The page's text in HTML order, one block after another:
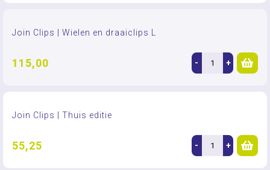
Join Clips | Wielen en draaiclips L
115,00 - +
Join Clips | Thuis editie
55,25 - +